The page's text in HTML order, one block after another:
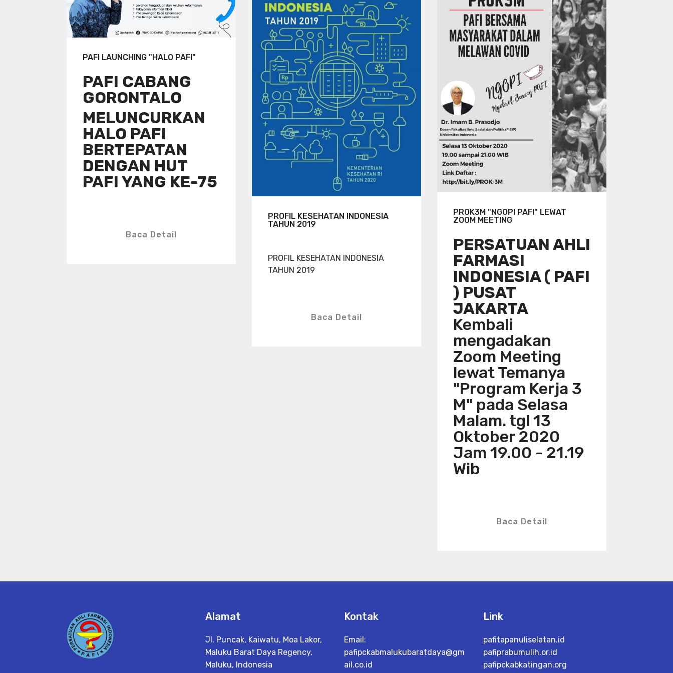
PAFI LAUNCHING "HALO PAFI"
PAFI CABANG
GORONTALO
MELUNCURKAN
HALO PAFI
BERTEPATAN
DENGAN HUT
PAFI YANG KE-75
Baca Detail
PROFIL KESEHATAN INDONESIA
TAHUN 2019
PROFIL KESEHATAN INDONESIA
TAHUN 2019
Baca Detail
PROK3M "NGOPI PAFI" LEWAT
ZOOM MEETING
PERSATUAN AHLI
FARMASI
INDONESIA ( PAFI
) PUSAT
JAKARTA
Kembali
mengadakan
Zoom Meeting
lewat Temanya
"Program Kerja 3
M" pada Selasa
Malam. tgl 13
Oktober 2020
Jam 19.00 - 21.19
Wib
Baca Detail
Alamat
Jl. Puncak, Kaiwatu, Moa Lakor,
Maluku Barat Daya Regency,
Maluku, Indonesia
Kontak
Email:
pafipckabmalukubaratdaya@gm
ail.co.id
Link
pafitapanuliselatan.id
pafiprabumulih.or.id
pafipckabkatingan.org